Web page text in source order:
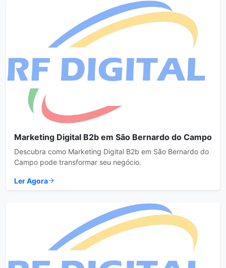
Marketing Digital B2b em São Bernardo do Campo
Descubra como Marketing Digital B2b em São Bernardo do
Campo pode transformar seu negócio.
Ler Agora